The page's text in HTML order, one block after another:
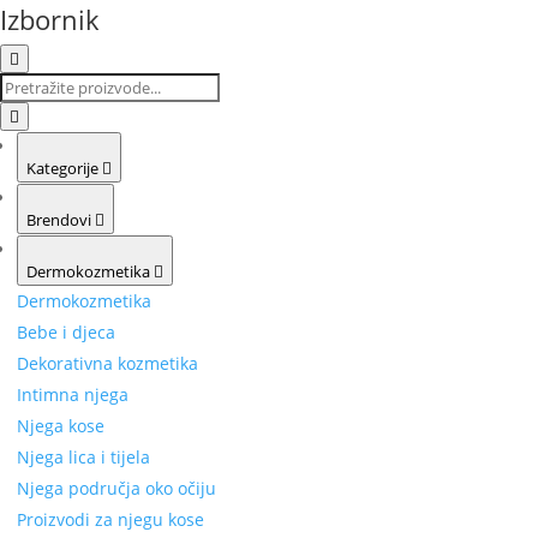
Izbornik
Kategorije
Brendovi
Dermokozmetika
Dermokozmetika
Bebe i djeca
Dekorativna kozmetika
Intimna njega
Njega kose
Njega lica i tijela
Njega područja oko očiju
Proizvodi za njegu kose